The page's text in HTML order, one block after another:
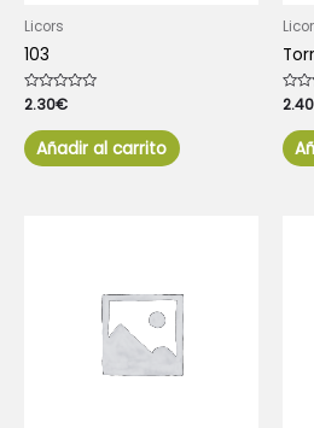
Licors
103
Valorado
con
de
5
2.30€
Añadir al carrito
con
de
5
2.40